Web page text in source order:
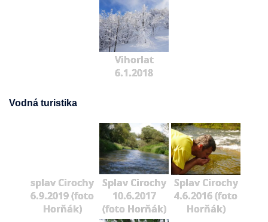
Vihorlat
6.1.2018
Vodná turistika
splav Cirochy
6.9.2019 (foto
Horňák)
Splav Cirochy
10.6.2017
(foto Horňák)
Splav Cirochy
4.6.2016 (foto
Horňák)